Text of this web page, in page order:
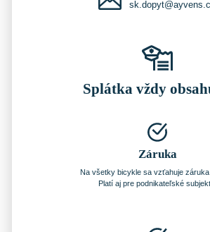
Splátka vždy
Záruka
Na všetky bicykle sa vzťahuje záruka
Platí aj pre podnikateľské